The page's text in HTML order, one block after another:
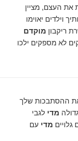
את העצם, מציין
וילדים יאוימו
ריקבון מוקדם
לא מספקים ילכו
ההסתבכות שלך
מדי לגבי
מדי עם